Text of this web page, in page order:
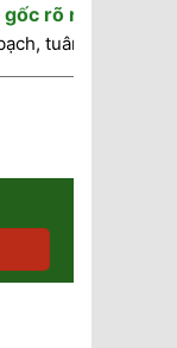
rõ ràng
tuân thủ theo